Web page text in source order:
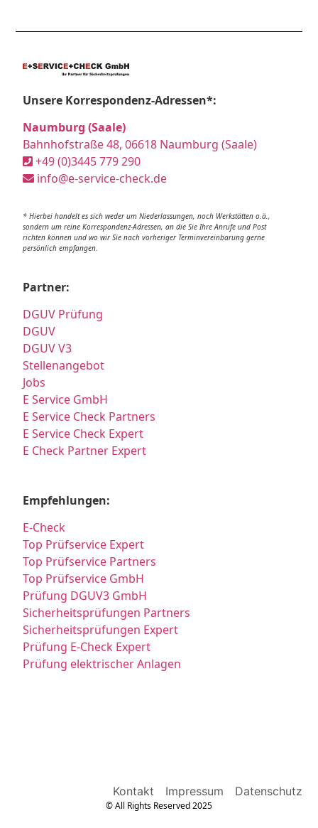
Unsere Korrespondenz-Adressen*:
Naumburg (Saale)
Bahnhofstraße 48, 06618 Naumburg (Saale)
+49 (0)3445 779 290
info@e-service-check.de
* Hierbei handelt es sich weder um Niederlassungen, noch Werkstätten o.ä.,
sondern um reine Korrespondenz-Adressen, an die Sie Ihre Anrufe und Post
richten können und wo wir Sie nach vorheriger Terminvereinbarung gerne
persönlich empfangen.
Partner:
DGUV Prüfung
DGUV
DGUV V3
Stellenangebot
Jobs
E Service GmbH
E Service Check Partners
E Service Check Expert
E Check Partner Expert
Empfehlungen:
E-Check
Top Prüfservice Expert
Top Prüfservice Partners
Top Prüfservice GmbH
Prüfung DGUV3 GmbH
Sicherheitsprüfungen Partners
Sicherheitsprüfungen Expert
Prüfung E-Check Expert
Prüfung elektrischer Anlagen
Kontakt Impressum Datenschutz
© All Rights Reserved 2025